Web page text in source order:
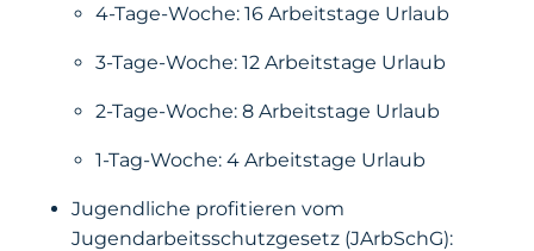
4-Tage-Woche: 16 Arbeitstage Urlaub
3-Tage-Woche: 12 Arbeitstage Urlaub
2-Tage-Woche: 8 Arbeitstage Urlaub
1-Tag-Woche: 4 Arbeitstage Urlaub
Jugendliche profitieren vom
Jugendarbeitsschutzgesetz (JArbSchG):